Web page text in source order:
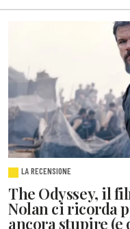
LA RECENSIONE
The Odyssey, il
Nolan ci ricorda
ancora stupire